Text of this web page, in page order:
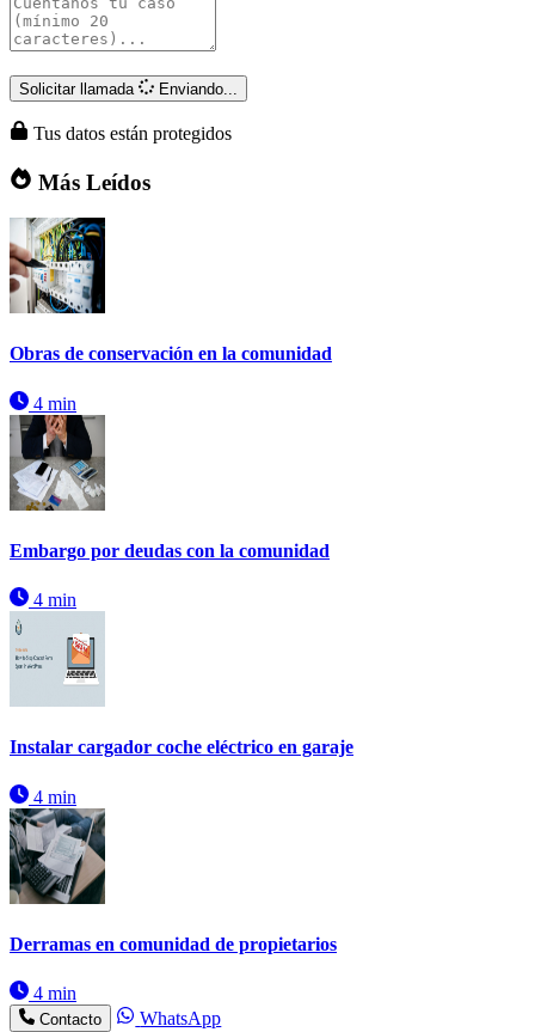
Solicitar llamada Enviando...
Tus datos están protegidos
Más Leídos
Obras de conservación en la comunidad
4 min
Embargo por deudas con la comunidad
4 min
Instalar cargador coche eléctrico en garaje
4 min
Derramas en comunidad de propietarios
4 min
Contacto
WhatsApp